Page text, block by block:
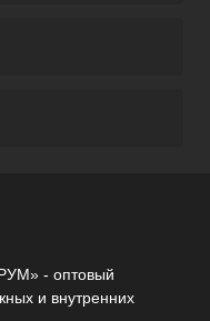
- оптовый
и внутренних